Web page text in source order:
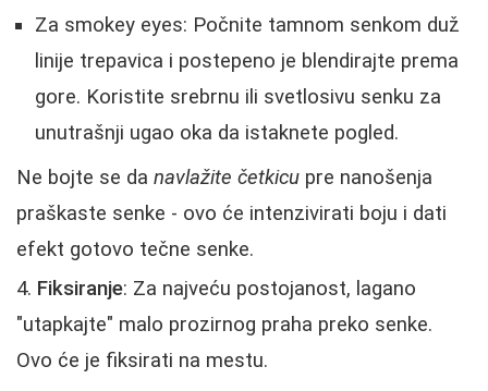
Za smokey eyes: Počnite tamnom senkom duž
linije trepavica i postepeno je blendirajte prema
gore. Koristite srebrnu ili svetlosivu senku za
unutrašnji ugao oka da istaknete pogled.
Ne bojte se da navlažite četkicu pre nanošenja
praškaste senke - ovo će intenzivirati boju i dati
efekt gotovo tečne senke.
Fiksiranje: Za najveću postojanost, lagano
"utapkajte" malo prozirnog praha preko senke.
Ovo će je fiksirati na mestu.